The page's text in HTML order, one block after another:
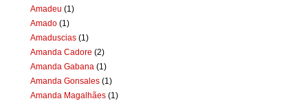
Amadeu (1)
Amado (1)
Amaduscias (1)
Amanda Cadore (2)
Amanda Gabana (1)
Amanda Gonsales (1)
Amanda Magalhães (1)